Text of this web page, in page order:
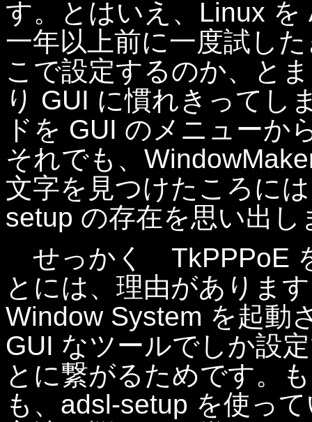
す。とはいえ、Linux
一年以上前に一度試し
こで設定するのか、と
り GUI に慣れきってし
ドを GUI のメニューか
それでも、
文字を見つけたころに
setup の存在を思い出し
せっかく TkPPPoE
とには、理由がありま
Window System を起動
GUI なツールでしか設
とに繋がるためです。
も、adsl-setup を使っ